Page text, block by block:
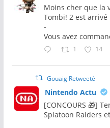
Moins cher que la
Tombi! 2 est arrivé
-
Vous avez
1 14
Gouaig Retweeté
Nintendo Actu
[CONCOURS 🎁]
Splatoon Raiders